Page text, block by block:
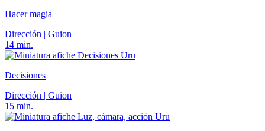
Hacer magia
Dirección | Guion
14 min.
Uru
Decisiones
Dirección | Guion
15 min.
Uru